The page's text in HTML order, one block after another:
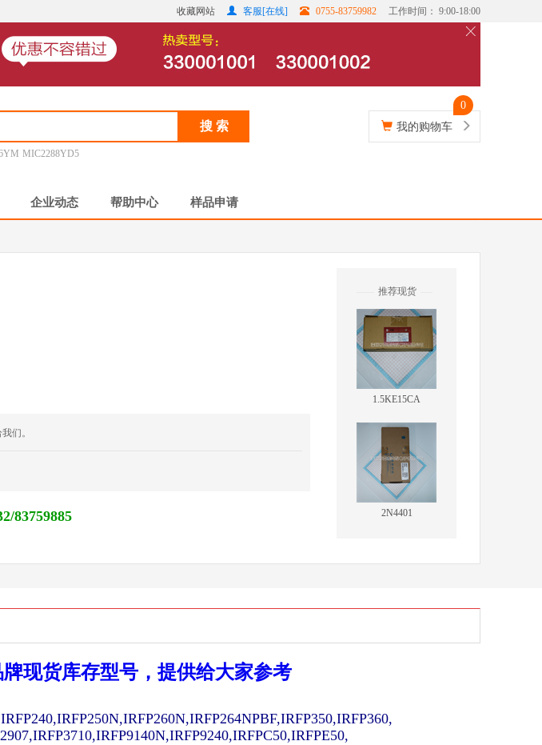
收藏网站 客服[在线] 0755-83759982 工作时间： 9:00-18:00
搜 索
MIC2288YD5
0
我的购物车
企业动态 帮助中心 样品申请
们。
83759885
推荐现货
1.5KE15CA
2N4401
现货库存型号，提供给大家参考